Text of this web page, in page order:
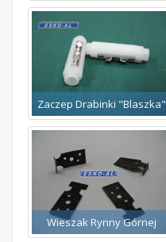
Zaczep Drabinki "Blaszka"
Wieszak Rynny Górnej